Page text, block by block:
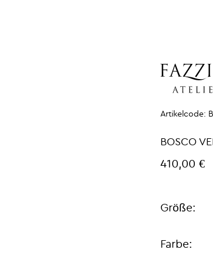
Artikelcode:
BOSCO
410,00 €
Größe:
Farbe: